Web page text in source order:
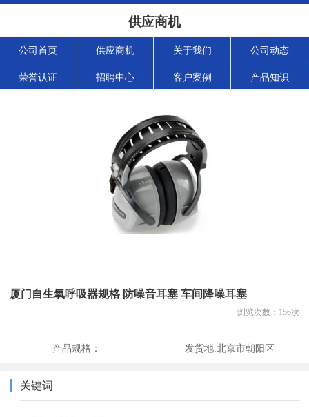
供应商机
公司首页 供应商机 关于我们 公司动态
荣誉认证 招聘中心 客户案例 产品知识
厦门自生氧呼吸器规格 防噪音耳塞 车间降噪耳塞
浏览次数： 156次
产品规格： 发货地:北京市朝阳区
关键词